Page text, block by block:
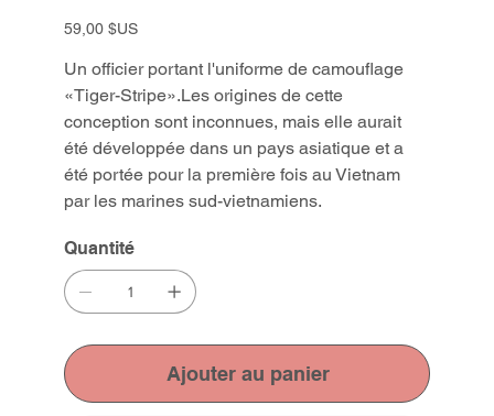
Prix
59,00 $US
Un officier portant l'uniforme de camouflage
«Tiger-Stripe».Les origines de cette
conception sont inconnues, mais elle aurait
été développée dans un pays asiatique et a
été portée pour la première fois au Vietnam
par les marines sud-vietnamiens.
Quantité
Ajouter au panier